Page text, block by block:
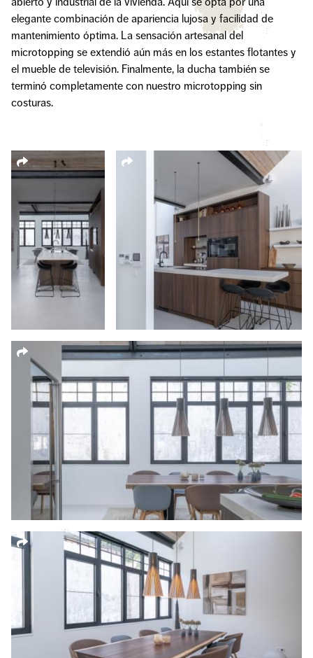
elegante combinación de apariencia lujosa y facilidad de
mantenimiento óptima. La sensación artesanal del
microtopping se extendió aún más en los estantes flotantes y
el mueble de televisión. Finalmente, la ducha también se
terminó completamente con nuestro microtopping sin
costuras.